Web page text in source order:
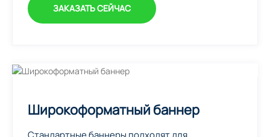
ЗАКАЗАТЬ СЕЙЧАС
Широкоформатный баннер